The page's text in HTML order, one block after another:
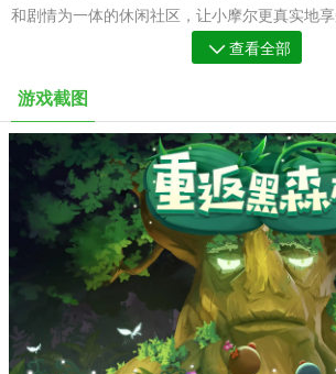
和剧情为一体的休闲社区，让小摩尔更真实地享
*身临其境——经典场景 3D还原*
雪山、淘淘乐街、爱心广场等经典场景以更立体
摩尔们可以在不同的地形中做出各种行为，行
蹦床等等，畅享不一样的地形互动乐趣。
*向往的生活——三两好友 田园牧歌*
悠闲庄园生活，释放生活压力。在游戏里，
一块属于自己的农庄，并且将农庄打造成自己
种菜，喂养动物，享受经营乐趣。而新创的邻
玩家还可以认识更多朋友，互动交流，组织活
惊喜和欢乐。
*可可爱爱——丰富外观 自由搭配*
查看全部
游戏截图